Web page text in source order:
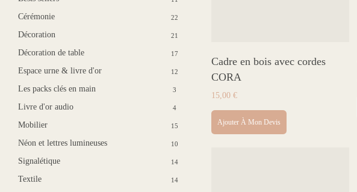
Cérémonie 22
Décoration 21
Décoration de table 17
Espace urne & livre d'or 12
Les packs clés en main 3
Livre d'or audio 4
Mobilier 15
Néon et lettres lumineuses 10
Signalétique 14
Textile 14
Cadre en bois avec cordes
CORA
15,00 €
Ajouter À Mon Devis